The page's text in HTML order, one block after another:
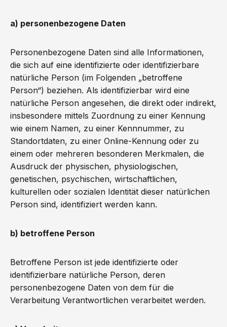
a) personenbezogene Daten
Personenbezogene Daten sind alle Informationen,
die sich auf eine identifizierte oder identifizierbare
natürliche Person (im Folgenden „betroffene
Person“) beziehen. Als identifizierbar wird eine
natürliche Person angesehen, die direkt oder indirekt,
insbesondere mittels Zuordnung zu einer Kennung
wie einem Namen, zu einer Kennnummer, zu
Standortdaten, zu einer Online-Kennung oder zu
einem oder mehreren besonderen Merkmalen, die
Ausdruck der physischen, physiologischen,
genetischen, psychischen, wirtschaftlichen,
kulturellen oder sozialen Identität dieser natürlichen
Person sind, identifiziert werden kann.
b) betroffene Person
Betroffene Person ist jede identifizierte oder
identifizierbare natürliche Person, deren
personenbezogene Daten von dem für die
Verarbeitung Verantwortlichen verarbeitet werden.